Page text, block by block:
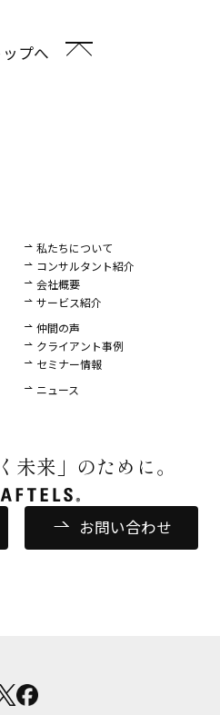
プへ
未来」のために。
私たちについて
コンサルタント紹介
会社概要
サービス紹介
仲間の声
クライアント事例
セミナー情報
ニュース
お問い合わせ